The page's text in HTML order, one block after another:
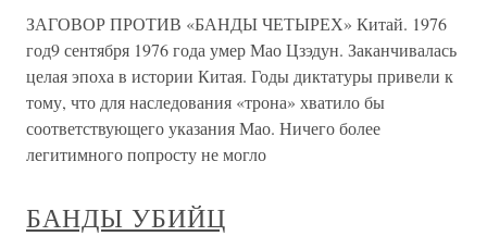
ЗАГОВОР ПРОТИВ «БАНДЫ ЧЕТЫРЕХ» Китай. 1976
год9 сентября 1976 года умер Мао Цзэдун. Заканчивалась
целая эпоха в истории Китая. Годы диктатуры привели к
тому, что для наследования «трона» хватило бы
соответствующего указания Мао. Ничего более
легитимного попросту не могло
БАНДЫ УБИЙЦ